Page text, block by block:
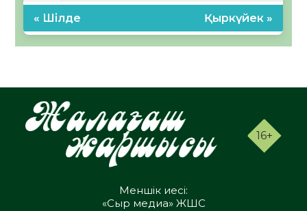
« Шілде Қыркүйек »
16+
Меншік иесі:
«Сыр медиа» ЖШС